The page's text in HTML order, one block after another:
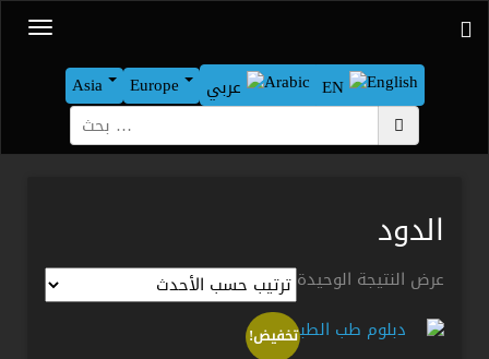
Asia Europe EN
بحث
الدود
عرض النتيجة الوحيدة
تخفيض!